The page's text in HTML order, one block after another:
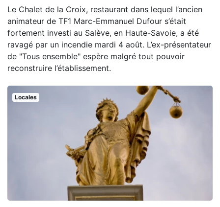
Le Chalet de la Croix, restaurant dans lequel l’ancien
animateur de TF1 Marc-Emmanuel Dufour s’était
fortement investi au Salève, en Haute-Savoie, a été
ravagé par un incendie mardi 4 août. L’ex-présentateur
de "Tous ensemble" espère malgré tout pouvoir
reconstruire l’établissement.
Locales